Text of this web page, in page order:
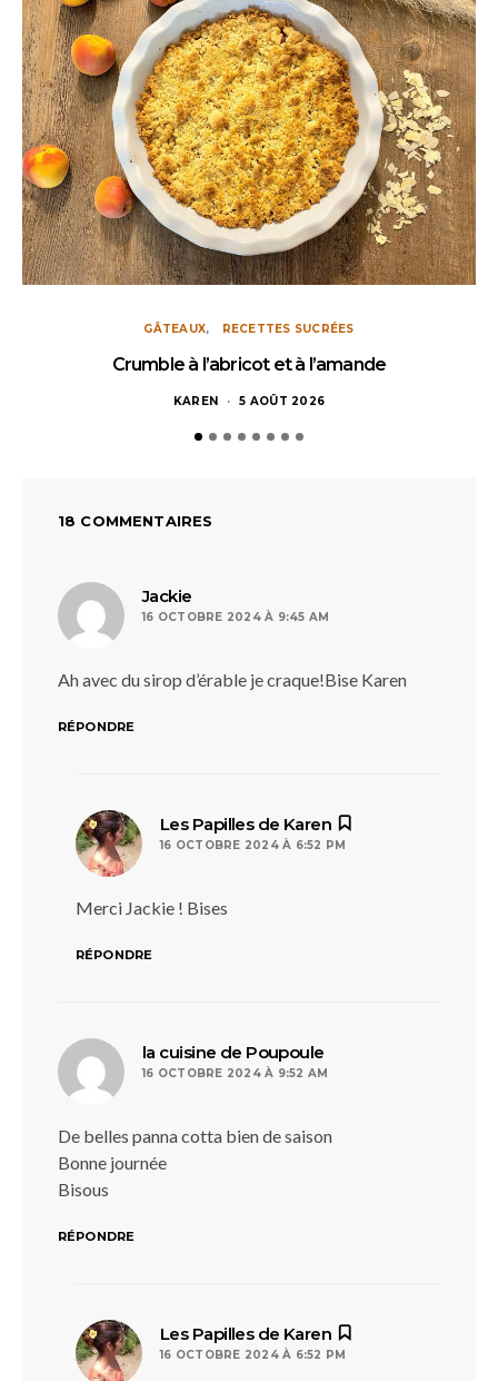
GÂTEAUX RECETTES SUCRÉES
Crumble à l’abricot et à l’amande
KAREN 5 AOÛT 2026
18 COMMENTAIRES
Jackie
16 OCTOBRE 2024 À 9:45 AM
Ah avec du sirop d’érable je craque!Bise Karen
RÉPONDRE
Les Papilles de Karen
16 OCTOBRE 2024 À 6:52 PM
Merci Jackie ! Bises
RÉPONDRE
la cuisine de Poupoule
16 OCTOBRE 2024 À 9:52 AM
De belles panna cotta bien de saison
Bonne journée
Bisous
RÉPONDRE
Les Papilles de Karen
16 OCTOBRE 2024 À 6:52 PM